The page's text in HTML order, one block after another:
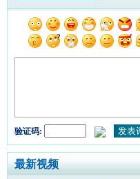
验证码:
最新视频